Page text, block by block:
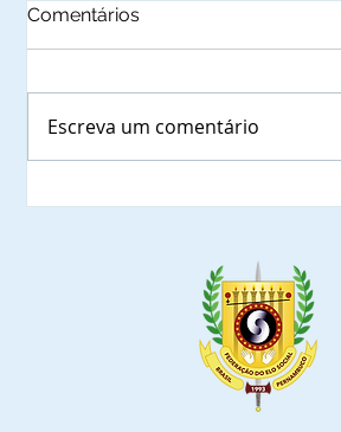
do Estado da Bahia, que já
nas solenidades de
outorga de Títulos de
Comendadores e
Embaixadoras da Ordem
do Mérito do Elo Social e
Comentários
Escreva um comentário